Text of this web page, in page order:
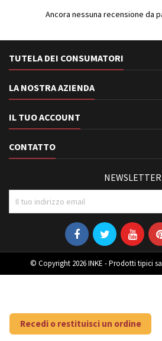
Ancora nessuna recensione da
TUTELA DEI CONSUMATORI
LA NOSTRA AZIENDA
IL TUO ACCOUNT
CONTATTO
NEWSLETTER
© Copyright 2026 INKE - Prodotti tipici
Recedi o restituisci un ordine